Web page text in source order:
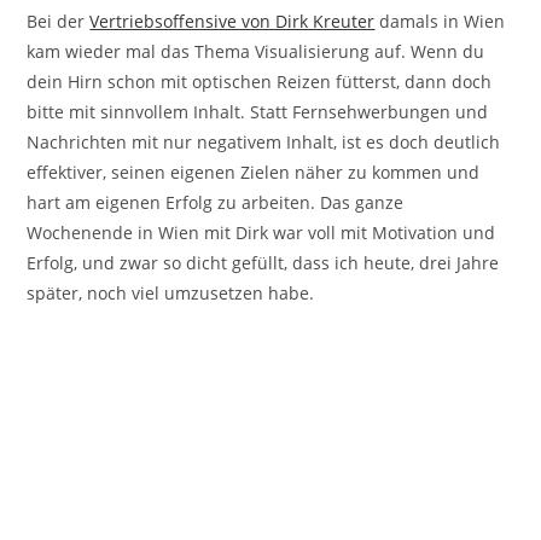
Bei derVertriebsoffensive von Dirk Kreuter damals in Wien
kam wieder mal das Thema Visualisierung auf. Wenn du
dein Hirn schon mit optischen Reizen fütterst, dann doch
bitte mit sinnvollem Inhalt. Statt Fernsehwerbungen und
Nachrichten mit nur negativem Inhalt, ist es doch deutlich
effektiver, seinen eigenen Zielen näher zu kommen und
hart am eigenen Erfolg zu arbeiten. Das ganze
Wochenende in Wien mit Dirk war voll mit Motivation und
Erfolg, und zwar so dicht gefüllt, dass ich heute, drei Jahre
später, noch viel umzusetzen habe.